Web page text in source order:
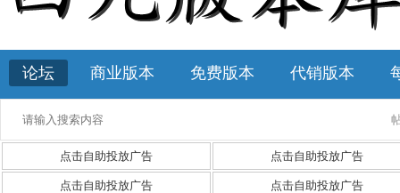
论坛 商业版本 免费版本 代销版本
点击自助投放广告 点击自助投放广告
点击自助投放广告 点击自助投放广告